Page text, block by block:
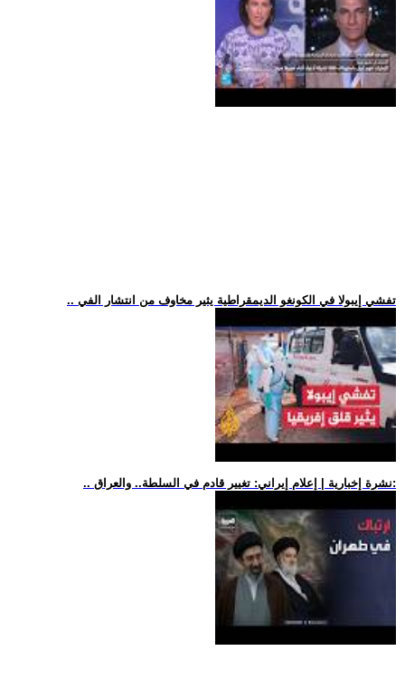
.. تفشي إيبولا في الكونغو الديمقراطية يثير مخاوف من انتشار الفي
.. نشرة إخبارية | إعلام إيراني: تغيير قادم في السلطة.. والعراق: